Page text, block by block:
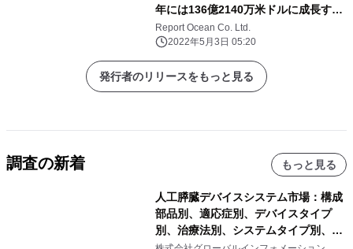
年には136億2140万米ドルに成長する
と予測される
Report Ocean Co. Ltd.
2022年5月3日 05:20
発行者のリリースをもっと見る
調査の新着 もっと見る
人工膵臓デバイスシステム市場：構成
部品別、適応症別、デバイスタイプ
別、治療法別、システムタイプ別、エ